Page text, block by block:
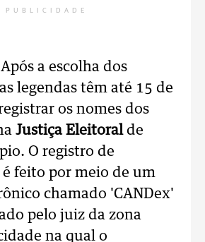
PUBLICIDADE
Após a escolha dos
legendas têm até 15 de
os nomes dos
Justiça Eleitoralde
O registro de
feito por meio de um
chamado 'CANDex'
pelo juiz da zona
na qual o